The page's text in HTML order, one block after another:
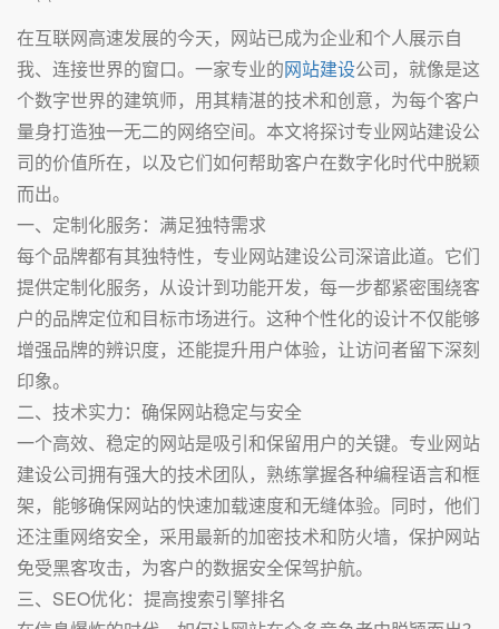
在互联网高速发展的今天，网站已成为企业和个人展示自
我、连接世界的窗口。一家专业的网站建设公司，就像是这
个数字世界的建筑师，用其精湛的技术和创意，为每个客户
量身打造独一无二的网络空间。本文将探讨专业网站建设公
司的价值所在，以及它们如何帮助客户在数字化时代中脱颖
而出。
一、定制化服务：满足独特需求
每个品牌都有其独特性，专业网站建设公司深谙此道。它们
提供定制化服务，从设计到功能开发，每一步都紧密围绕客
户的品牌定位和目标市场进行。这种个性化的设计不仅能够
增强品牌的辨识度，还能提升用户体验，让访问者留下深刻
印象。
二、技术实力：确保网站稳定与安全
一个高效、稳定的网站是吸引和保留用户的关键。专业网站
建设公司拥有强大的技术团队，熟练掌握各种编程语言和框
架，能够确保网站的快速加载速度和无缝体验。同时，他们
还注重网络安全，采用最新的加密技术和防火墙，保护网站
免受黑客攻击，为客户的数据安全保驾护航。
三、SEO优化：提高搜索引擎排名